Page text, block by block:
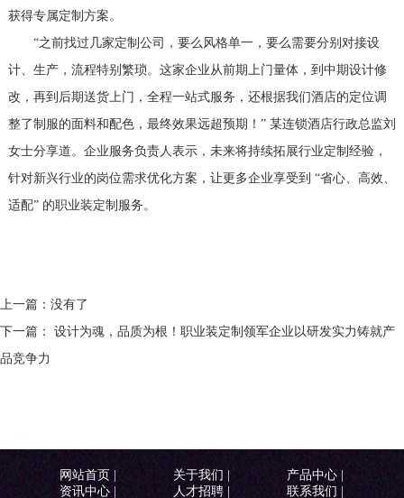
获得专属定制方案。
“之前找过几家定制公司，要么风格单一，要么需要分别对接设
计、生产，流程特别繁琐。这家企业从前期上门量体，到中期设计修
改，再到后期送货上门，全程一站式服务，还根据我们酒店的定位调
整了制服的面料和配色，最终效果远超预期！” 某连锁酒店行政总监刘
女士分享道。企业服务负责人表示，未来将持续拓展行业定制经验，
针对新兴行业的岗位需求优化方案，让更多企业享受到 “省心、高效、
适配” 的职业装定制服务。
上一篇：没有了
下一篇： 设计为魂，品质为根！职业装定制领军企业以研发实力铸就产
品竞争力
网站首页 关于我们 产品中心
资讯中心
人才招聘 联系我们